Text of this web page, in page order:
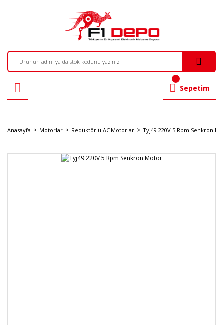
Sepetim
Anasayfa Motorlar Redüktörlü AC Motorlar Tyj49 220V 5 Rpm Senkron